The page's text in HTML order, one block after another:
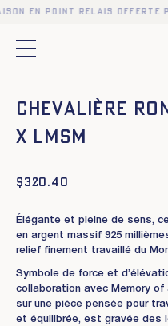
CHEVALIÈRE
X LMSM
$ 320.40
Élégante et pleine de sens,
en argent massif 925
relief finement travaillé du
Symbole de force et
collaboration avec Memory of
sur une pièce pensée pour
et équilibrée, est gravée des